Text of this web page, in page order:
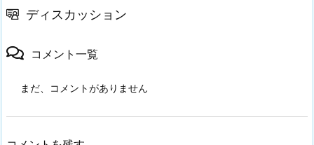
ディスカッション
コメント一覧
まだ、コメントがありません